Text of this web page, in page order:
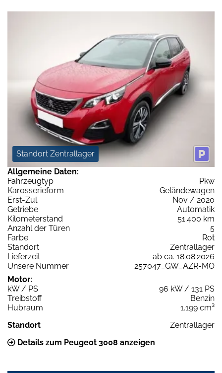
Standort Zentrallager
Allgemeine Daten:
Fahrzeugtyp
Pkw
Karosserieform
Geländewagen
Erst-Zul.
Nov / 2020
Getriebe
Automatik
Kilometerstand
51.400 km
Anzahl der Türen
5
Farbe
Rot
Standort
Zentrallager
Lieferzeit
ab ca. 18.08.2026
Unsere Nummer
257047_GW_AZR-MO
Motor:
kW / PS
96 kW / 131 PS
Treibstoff
Benzin
Hubraum
1.199 cm³
Standort
Zentrallager
Details zum Peugeot 3008 anzeigen